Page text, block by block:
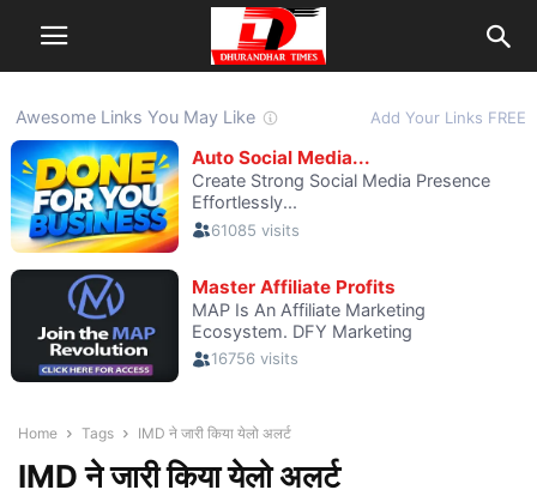
Home Tags IMD ने जारी किया येलो अलर्ट
IMD ने जारी किया येलो अलर्ट